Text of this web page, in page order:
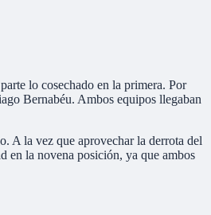
lo cosechado en la primera. Por
Bernabéu. Ambos equipos llegaban
A la vez que aprovechar la derrota del
en la novena posición, ya que ambos